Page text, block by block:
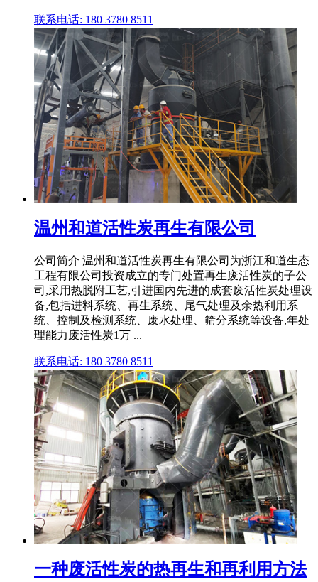
联系电话: 180 3780 8511
温州和道活性炭再生有限公司
公司简介 温州和道活性炭再生有限公司为浙江和道生态
工程有限公司投资成立的专门处置再生废活性炭的子公
司,采用热脱附工艺,引进国内先进的成套废活性炭处理设
备,包括进料系统、再生系统、尾气处理及余热利用系
统、控制及检测系统、废水处理、筛分系统等设备,年处
理能力废活性炭1万 ...
联系电话: 180 3780 8511
一种废活性炭的热再生和再利用方法